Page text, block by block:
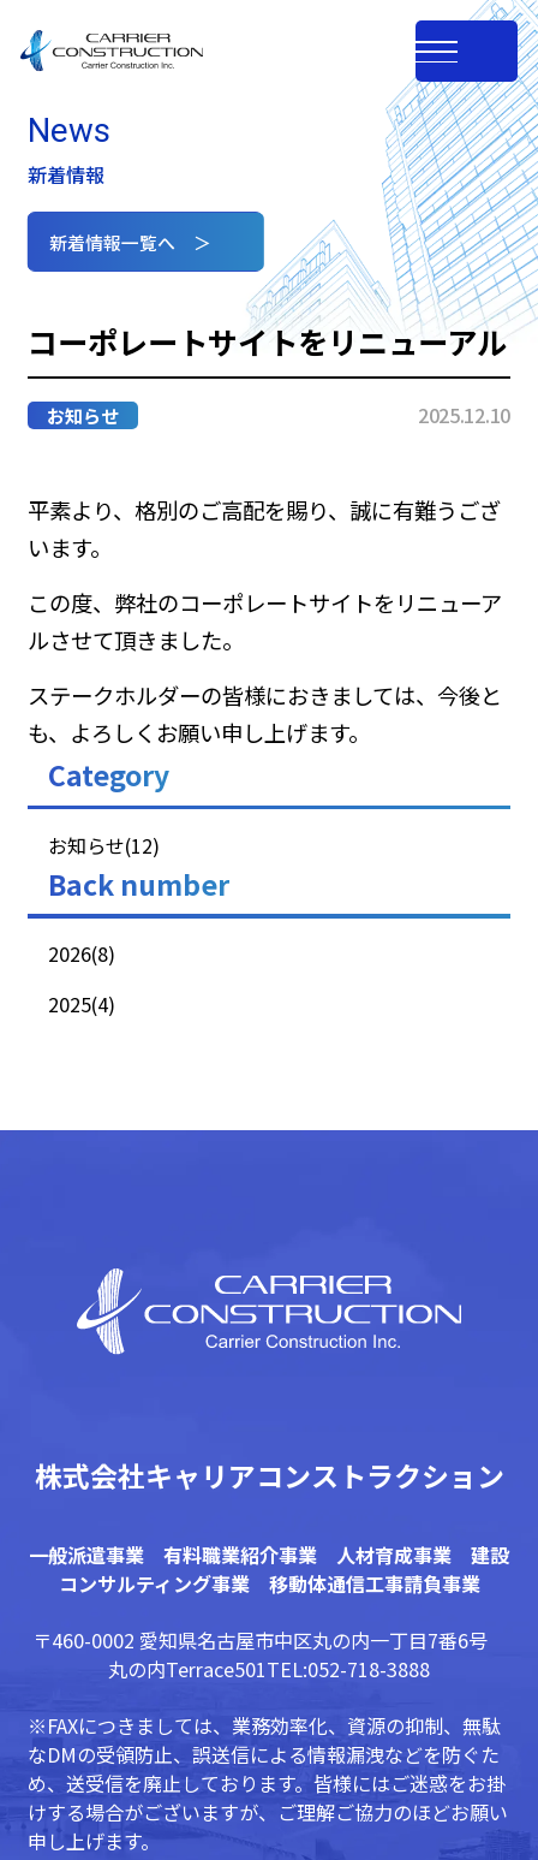
News
新着情報
新着情報一覧へ ＞
コーポレートサイトをリニューアル
お知らせ 2025.12.10
平素より、格別のご高配を賜り、誠に有難うござ
います。
この度、弊社のコーポレートサイトをリニューア
ルさせて頂きました。
ステークホルダーの皆様におきましては、今後と
も、よろしくお願い申し上げます。
Category
お知らせ(12)
Back number
2026(8)
2025(4)
株式会社キャリアコンストラクション
一般派遣事業 有料職業紹介事業 人材育成事業 建設
コンサルティング事業 移動体通信工事請負事業
〒460-0002 愛知県名古屋市中区丸の内一丁目7番6号
丸の内Terrace501TEL:052-718-3888
※FAXにつきましては、業務効率化、資源の抑制、無駄
なDMの受領防止、誤送信による情報漏洩などを防ぐた
め、送受信を廃止しております。皆様にはご迷惑をお掛
けする場合がございますが、ご理解ご協力のほどお願い
申し上げます。